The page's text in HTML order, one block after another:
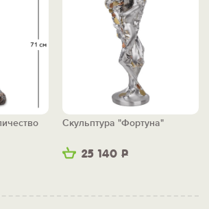
25 140 Р
Скульптура "Фортуна"